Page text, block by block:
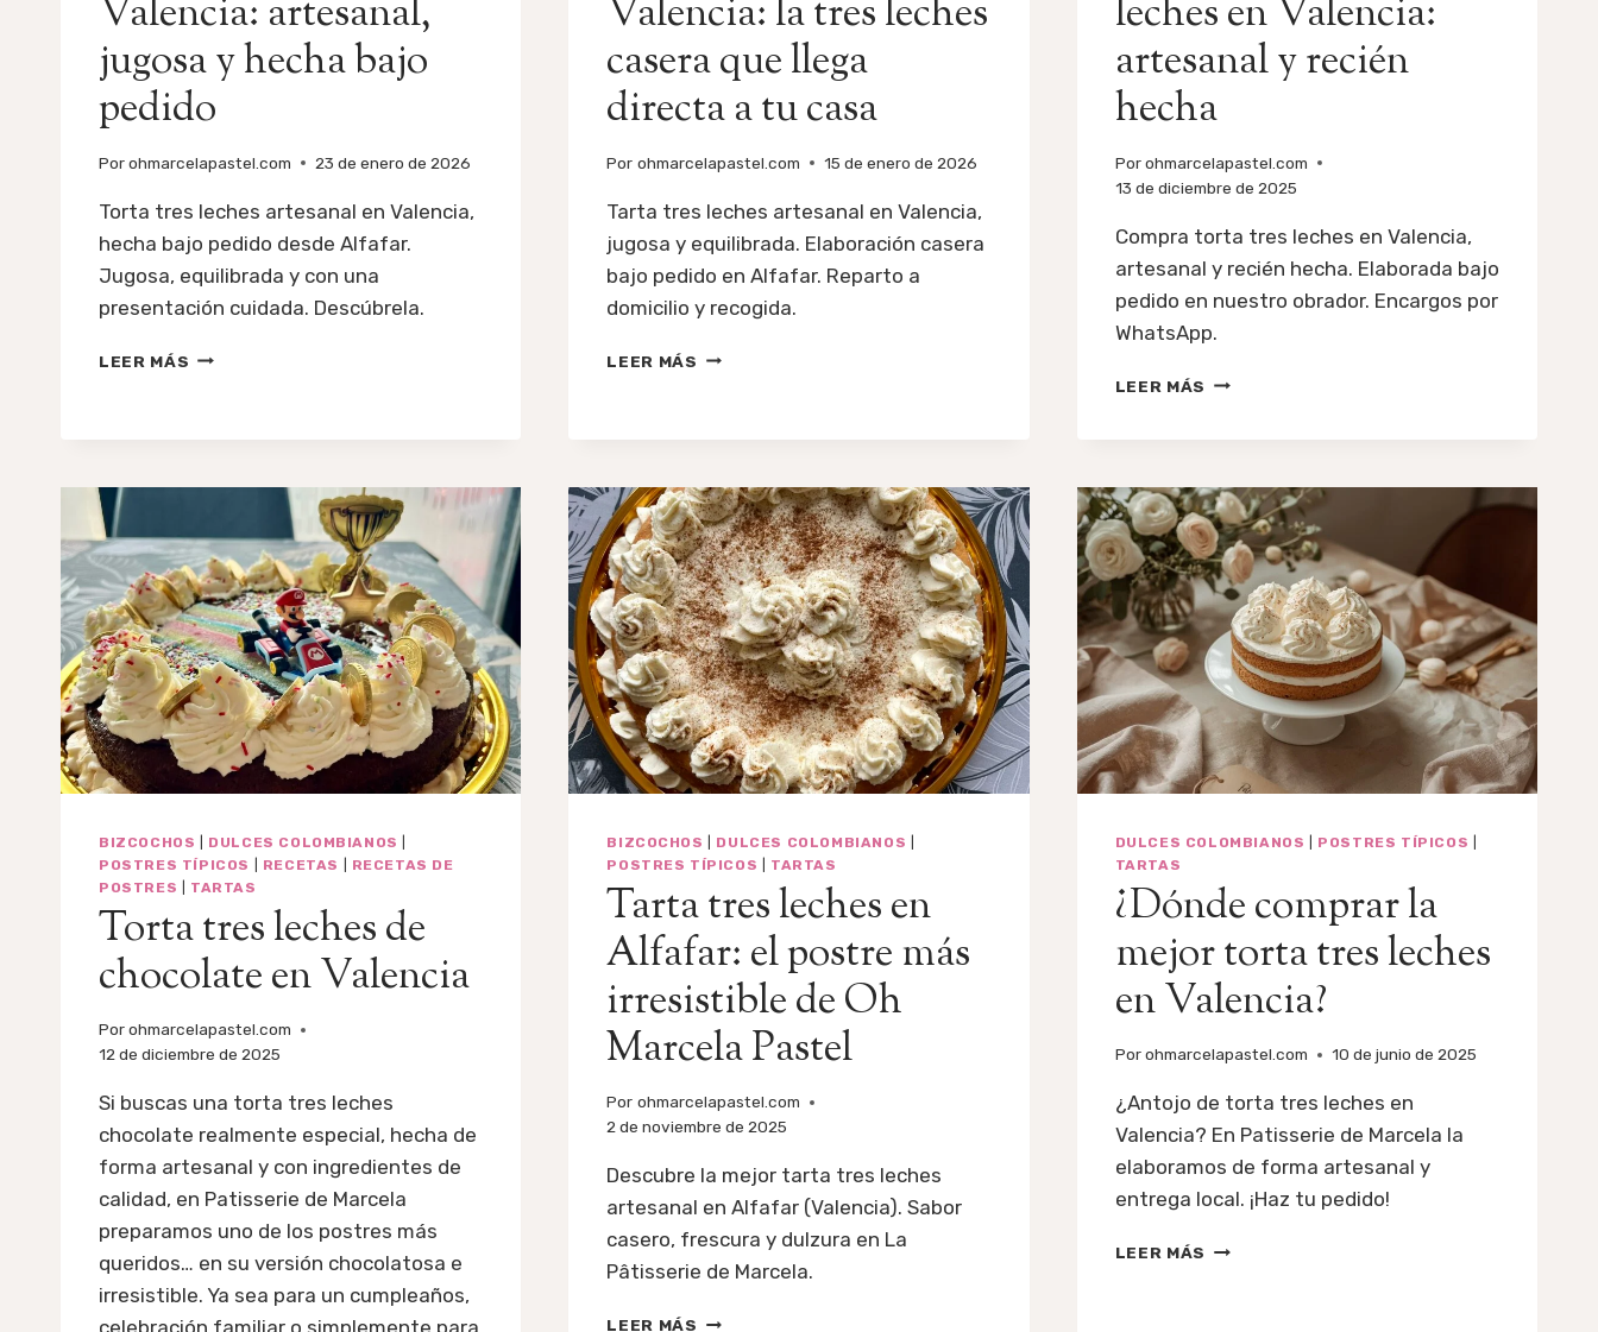
Valencia: artesanal,
jugosa y hecha bajo
pedido
Porohmarcelapastel.com 23 de enero de 2026
Torta tres leches artesanal en Valencia,
hecha bajo pedido desde Alfafar.
Jugosa, equilibrada y con una
presentación cuidada. Descúbrela.
LEER MÁS TORTA
HECHA
BAJO
PEDIDO
Valencia: la tres leches
casera que llega
directa a tu casa
Por ohmarcelapastel.com 15 de enero de 2026
Tarta tres leches artesanal en Valencia,
jugosa y equilibrada. Elaboración casera
bajo pedido en Alfafar. Reparto a
domicilio y recogida.
LEER MÁS TORTA
TRES
LECHES
CASERA
QUE
LLEGA
DIRECTA
A
TU
CASA
leches en Valencia:
artesanal y recién
hecha
Por ohmarcelapastel.com
13 de diciembre de 2025
Compra torta tres leches en Valencia,
artesanal y recién hecha. Elaborada bajo
pedido en nuestro obrador. Encargos por
WhatsApp.
LEER MÁS COMPRAR
VALENCIA:
ARTESANAL
Y
RECIÉN
HECHA
BIZCOCHOS DULCES COLOMBIANOS
POSTRES TÍPICOS
RECETAS
RECETAS DE
POSTRES
TARTAS
Torta tres leches de
chocolate en Valencia
Porohmarcelapastel.com
12 de diciembre de 2025
Si buscas una torta tres leches
chocolate realmente especial, hecha de
forma artesanal y con ingredientes de
calidad, en Patisserie de Marcela
preparamos uno de los postres más
queridos… en su versión chocolatosa e
irresistible. Ya sea para un cumpleaños,
BIZCOCHOS DULCES COLOMBIANOS
POSTRES TÍPICOS
TARTAS
Tarta tres leches en
Alfafar: el postre más
irresistible de Oh
Marcela Pastel
Por ohmarcelapastel.com
2 de noviembre de 2025
Descubre la mejor tarta tres leches
artesanal en Alfafar (Valencia). Sabor
casero, frescura y dulzura en La
Pâtisserie de Marcela.
LEER MÁS TARTA
DULCES COLOMBIANOS POSTRES TÍPICOS
TARTAS
¿Dónde comprar la
mejor torta tres leches
en Valencia?
Por ohmarcelapastel.com 10 de junio de 2025
¿Antojo de torta tres leches en
Valencia? En Patisserie de Marcela la
elaboramos de forma artesanal y
entrega local. ¡Haz tu pedido!
LEER MÁS ¿DÓNDE